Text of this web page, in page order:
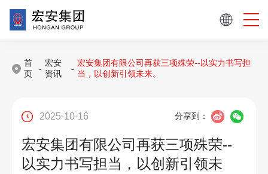
首
页
-
宏安
资讯
-
宏安集团有限公司再获三项殊荣--以实力书写担
当，以创新引领未来。
2025-10-16 分享到：
宏安集团有限公司再获三项殊荣--
以实力书写担当，以创新引领未